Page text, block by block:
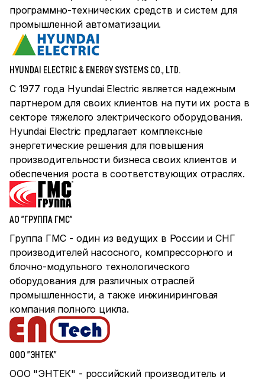
программно-технических средств и систем для
промышленной автоматизации.
HYUNDAI ELECTRIC & ENERGY SYSTEMS CO., LTD.
С 1977 года Hyundai Electric является надежным
партнером для своих клиентов на пути их роста в
секторе тяжелого электрического оборудования.
Hyundai Electric предлагает комплексные
энергетические решения для повышения
производительности бизнеса своих клиентов и
обеспечения роста в соответствующих отраслях.
АО "ГРУППА ГМС"
Группа ГМС - один из ведущих в России и СНГ
производителей насосного, компрессорного и
блочно-модульного технологического
оборудования для различных отраслей
промышленности, а также инжиниринговая
компания полного цикла.
ООО "ЭНТЕК"
ООО "ЭНТЕК" - российский производитель и